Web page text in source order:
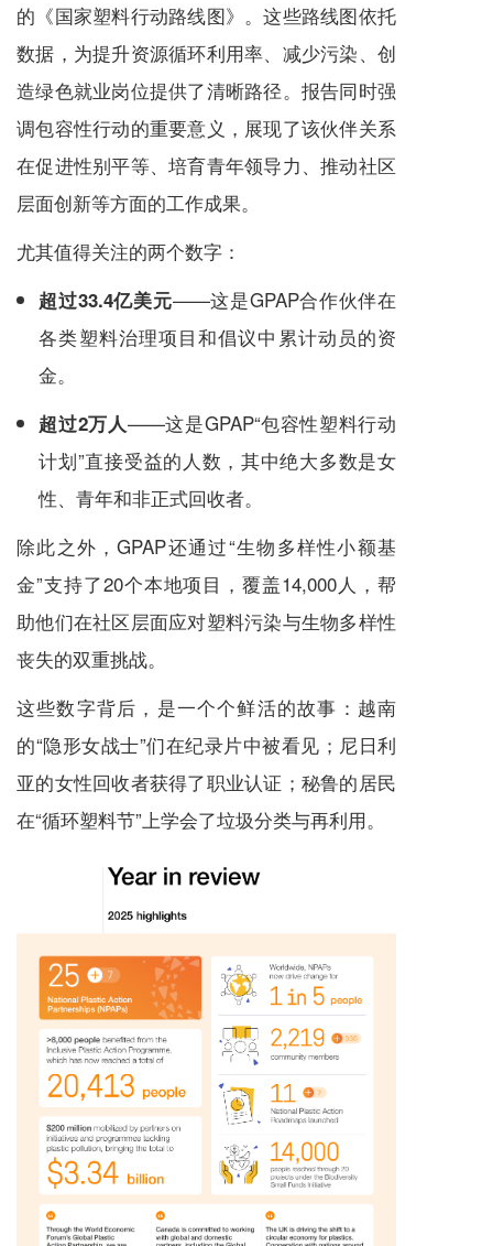
的《国家塑料行动路线图》。这些路线图依托
数据，为提升资源循环利用率、减少污染、创
造绿色就业岗位提供了清晰路径。报告同时强
调包容性行动的重要意义，展现了该伙伴关系
在促进性别平等、培育青年领导力、推动社区
层面创新等方面的工作成果。
尤其值得关注的两个数字：
超过33.4亿美元——这是GPAP合作伙伴在
各类塑料治理项目和倡议中累计动员的资
金。
超过2万人——这是GPAP“包容性塑料行动
计划”直接受益的人数，其中绝大多数是女
性、青年和非正式回收者。
除此之外，GPAP还通过“生物多样性小额基
金”支持了20个本地项目，覆盖14,000人，帮
助他们在社区层面应对塑料污染与生物多样性
丧失的双重挑战。
这些数字背后，是一个个鲜活的故事：越南
的“隐形女战士”们在纪录片中被看见； 尼日利
亚的女性回收者获得了职业认证； 秘鲁的居民
在“循环塑料节”上学会了垃圾分类与再利用。